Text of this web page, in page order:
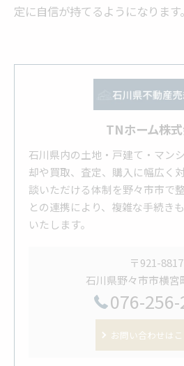
定に自信が持てるようになります。
TNホーム株
石川県内の土地・戸建て・マン
却や買取、査定、購入に幅広く
談いただける体制を野々市市で
との連携により、複雑な手続き
いたします。
〒921-8817
石川県野々市市横宮
076-
お問い合わせは